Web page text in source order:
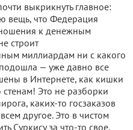
выкрикнуть главное:
вещь, что Федерация
к денежным
строит
миллиардам ни с какого
— уже давно все
в Интернете, как кишки
Это не разборки
каких-то госзаказов
другое. Это в чистом
Суркису за что-то свое,